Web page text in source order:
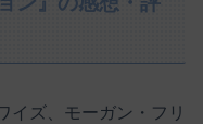
イズ、モーガン・フリ